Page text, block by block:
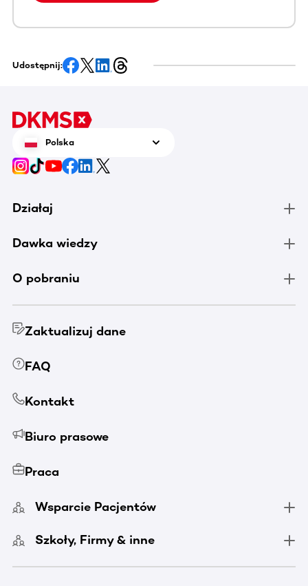
Udostępnij:
Polska
Działaj
Dawka wiedzy
O pobraniu
Zaktualizuj dane
FAQ
Kontakt
Biuro prasowe
Praca
Wsparcie Pacjentów
Szkoły, Firmy & inne